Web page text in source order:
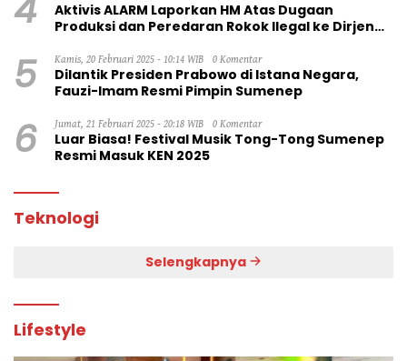
Aktivis ALARM Laporkan HM Atas Dugaan
Produksi dan Peredaran Rokok Ilegal ke Dirjen
5 Kamis, 20 Februari 2025 - 10:14 WIB 0 Komentar
Dilantik Presiden Prabowo di Istana Negara,
Fauzi-Imam Resmi Pimpin Sumenep
6 Jumat, 21 Februari 2025 - 20:18 WIB 0 Komentar
Luar Biasa! Festival Musik Tong-Tong Sumenep
Resmi Masuk KEN 2025
Teknologi
Selengkapnya
Lifestyle